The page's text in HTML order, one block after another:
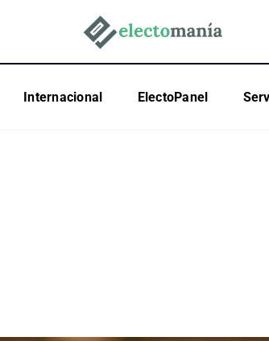
Internacional ElectoPanel